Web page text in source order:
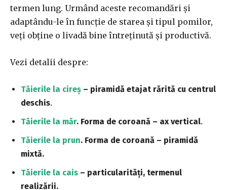
termen lung. Urmând aceste recomandări și
adaptându-le în funcție de starea și tipul pomilor,
veți obține o livadă bine întreținută și productivă.
Vezi detalii despre:
Tăierile la cireș – piramidă etajat rărită cu centrul
deschis.
Tăierile la măr. Forma de coroană – ax vertical.
Tăierile la prun. Forma de coroană – piramidă
mixtă.
Tăierile la cais – particularități, termenul
realizării.